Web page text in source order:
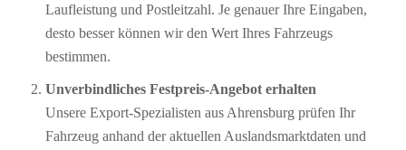
Laufleistung und Postleitzahl. Je genauer Ihre Eingaben,
desto besser können wir den Wert Ihres Fahrzeugs
bestimmen.
Unverbindliches Festpreis-Angebot erhalten
Unsere Export-Spezialisten aus Ahrensburg prüfen Ihr
Fahrzeug anhand der aktuellen Auslandsmarktdaten und